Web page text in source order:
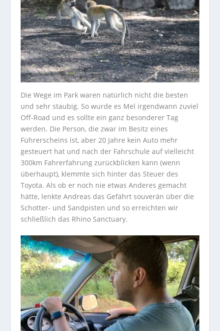
Die Wege im Park waren natürlich nicht die besten
und sehr staubig. So wurde es Mel irgendwann zuviel
Off-Road und es sollte ein ganz besonderer Tag
werden. Die Person, die zwar im Besitz eines
Führerscheins ist, aber 20 Jahre kein Auto mehr
gesteuert hat und nach der Fahrschule auf vielleicht
300km Fahrerfahrung zurückblicken kann (wenn
überhaupt), klemmte sich hinter das Steuer des
Toyota. Als ob er noch nie etwas Anderes gemacht
hätte, lenkte Andreas das Gefährt souverän über die
Schotter- und Sandpisten und so erreichten wir
schließlich das Rhino Sanctuary.